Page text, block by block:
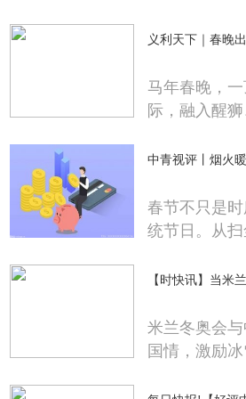
义利天下｜春晚
马年春晚，
际，融入醒
中青视评丨烟火
春节不只是
统节日。从
【时快讯】当米
米兰冬奥会
国情，激励